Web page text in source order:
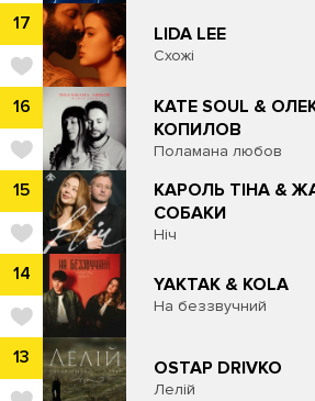
17 LIDA LEE
Схожі
16
KATE SOUL &
КОПИЛОВ
Поламана любов
15
КАРОЛЬ ТІНА &
СОБАКИ
Ніч
14 YAKTAK & KOLA
На беззвучний
13 OSTAP DRIVKO
Лелій